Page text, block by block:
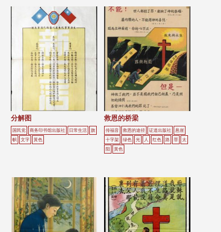
分解图
国民党 商务印书馆出版社 日常生活
旗
帜
文字 黃色
救恩的桥梁
传福音 救恩的途径 证道出版社
悬崖
十字架
绿色 光 人 红色 路 罪
太
阳
黃色